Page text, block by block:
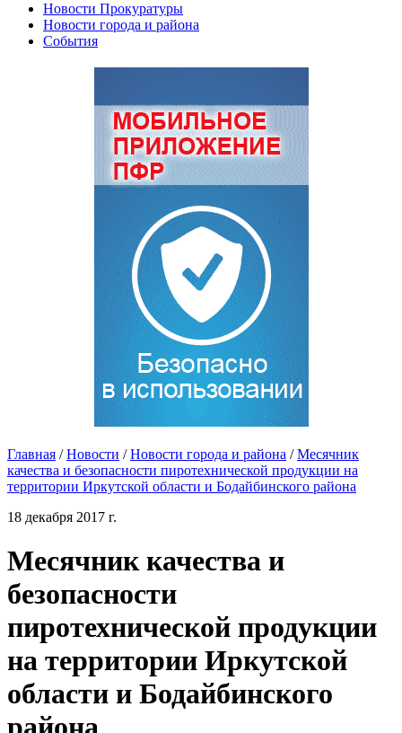
Новости Прокуратуры
Новости города и района
События
Главная / Новости / Новости города и района / Месячник
качества и безопасности пиротехнической продукции на
территории Иркутской области и Бодайбинского района
18 декабря 2017 г.
Месячник качества и
безопасности
пиротехнической продукции
на территории Иркутской
области и Бодайбинского